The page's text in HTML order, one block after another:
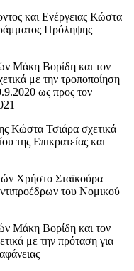
και Ενέργειας Κώστα
Πρόληψης
Μάκη Βορίδη και τον
με την τροποποίηση
ως προς τον
Κώστα Τσιάρα σχετικά
της Επικρατείας και
Χρήστο Σταϊκούρα
του Νομικού
Μάκη Βορίδη και τον
με την πρόταση για